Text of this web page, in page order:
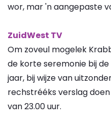
wor, mar 'n aangepaste
ZuidWest TV
Om zoveul mogelek
de korte seremonie bij de
jaar, bij wijze van
rechstrééks verslag
van 23.00 uur.